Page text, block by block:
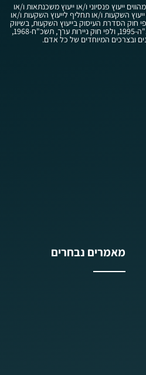
ייעוץ פנסיוני ו/או ייעוץ משכנתאות ו/או
ייעוץ השקעות ו/או תחליף לייעוץ השקעות ו/או
חוק הסדרת העיסוק בייעוץ השקעות, בשיווק
השקעות ובניהול תיקי השקעות, תשנ"ה-1995, ולפי חוק ניירות ערך, תשכ"ח-1968,
ובצרכים המיוחדים של כל אדם.
מאמרים נבחרים